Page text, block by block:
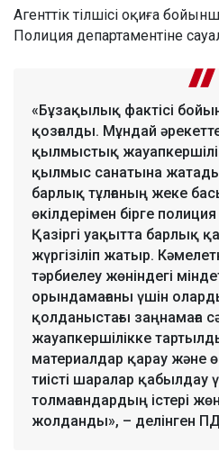
Агенттік тілшісі оқиға
Полиция департаментіне
«Бұзақылық фактісі
қозғалды. Мұндай
қылмыстық
қылмыс санатына жатады.
барлық тұлғаның жеке
өкілдерімен бірге полиция
Қазіргі уақытта барлық
жүргізіліп жатыр.
тәрбиелеу жөніндегі
орындамағаны үшін
қолданыстағы заңнамаға
жауапкершілікке
материалдар қарау және
тиісті шаралар қабылдау
толмағандардың істері
жолданды», – делінген ПД